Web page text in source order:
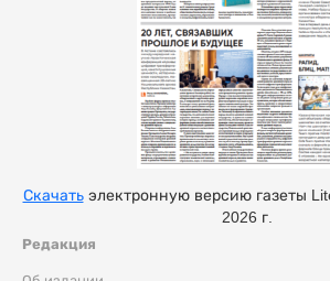
Редакция
Скачатьэлектронную версию газеты
2026 г.